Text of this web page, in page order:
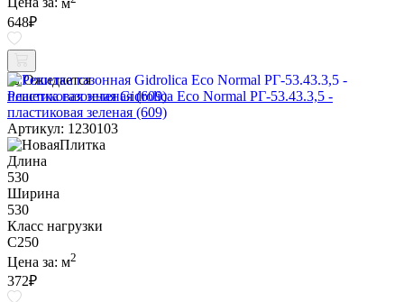
648₽
Ожидается
Решетка газонная Gidrolica Eco Normal РГ-53.43.3,5 -
пластиковая зеленая (609)
Артикул: 1230103
Длина
530
Ширина
530
Класс нагрузки
C250
Цена за: м2
372₽